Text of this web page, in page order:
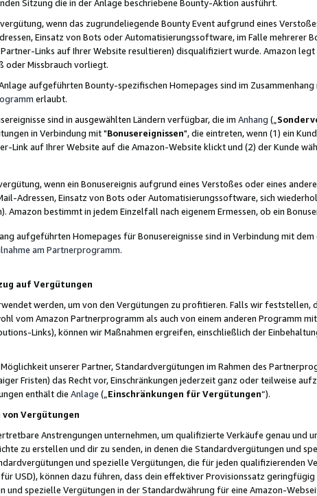
Sitzung die in der Anlage beschriebene Bounty-Aktion ausführt.
wenn das zugrundeliegende Bounty Event aufgrund eines
Einsatz von Bots oder Automatisierungssoftware, im Falle mehrerer
Links auf Ihrer Website resultieren) disqualifiziert wurde. Amazon
oder Missbrauch vorliegt.
aufgeführten Bounty-spezifischen Homepages sind im
erlaubt.
sind in ausgewählten Ländern verfügbar, die im Anhang („
in Verbindung mit "Bonusereignissen", die eintreten, wenn (1) ein
Link auf Ihrer Website auf die Amazon-Website klickt und (2) der Kunde
wenn ein Bonusereignis aufgrund eines Verstoßes oder eines
Adressen, Einsatz von Bots oder Automatisierungssoftware, sich
Amazon bestimmt in jedem Einzelfall nach eigenem Ermessen, ob ein
aufgeführten Homepages für Bonusereignisse sind in Verbindung mit
am Partnerprogramm.
auf Vergütungen
werden, um von den Vergütungen zu profitieren. Falls wir feststellen,
vom Amazon Partnerprogramm als auch von einem anderen Programm
Links), können wir Maßnahmen ergreifen, einschließlich der
unserer Partner, Standardvergütungen im Rahmen des
Fristen) das Recht vor, Einschränkungen jederzeit ganz oder teilweise
enthält die Anlage („ Einschränkungen für Vergütungen“).
von Vergütungen
Anstrengungen unternehmen, um qualifizierte Verkäufe genau und
zu erstellen und dir zu senden, in denen die Standardvergütungen und
und spezielle Vergütungen, die für jeden qualifizierenden
USD), können dazu führen, dass dein effektiver Provisionssatz
und spezielle Vergütungen in der Standardwährung für eine Amazon-